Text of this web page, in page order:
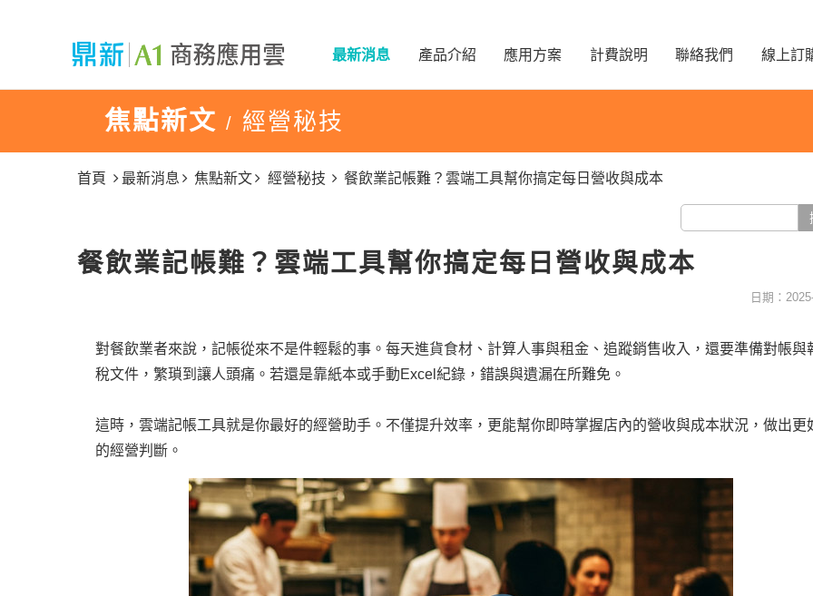
最新消息 產品介紹 應用方案 計費說明 聯絡我們 線上訂
焦點新文 / 經營秘技
首頁 最新消息 焦點新文 經營秘技 餐飲業記帳難？雲端工具幫你搞定每日營收與成本
餐飲業記帳難？雲端工具幫你搞定每日營收與成本
日期：
對餐飲業者來說，記帳從來不是件輕鬆的事。每天進貨食材、計算人事與租金、追蹤銷售收入，還要準備對帳與
稅文件，繁瑣到讓人頭痛。若還是靠紙本或手動Excel紀錄，錯誤與遺漏在所難免。
這時，雲端記帳工具就是你最好的經營助手。不僅提升效率，更能幫你即時掌握店內的營收與成本狀況，做出更
的經營判斷。